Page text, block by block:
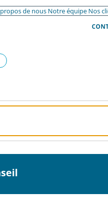
de nous Notre équipe Nos